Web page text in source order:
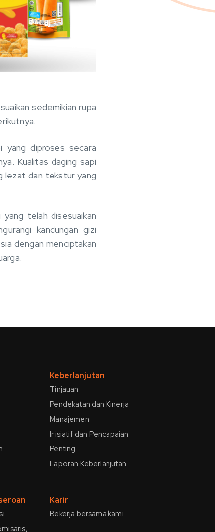
sedemikian rupa
yang diproses secara
Kualitas daging sapi
lezat dan tekstur yang
telah disesuaikan
kandungan gizi
dengan menciptakan
Keberlanjutan
Tinjauan
Pendekatan dan Kinerja
Manajemen
Inisiatif dan Pencapaian
Penting
Laporan Keberlanjutan
Karir
Bekerja bersama kami